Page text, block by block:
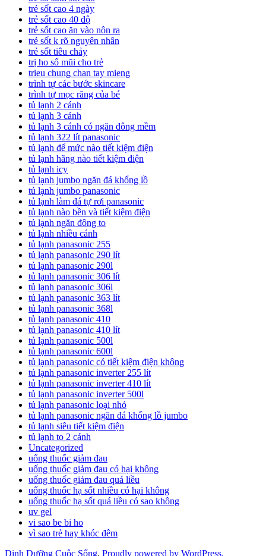
trẻ sốt cao 4 ngày
trẻ sốt cao 40 độ
trẻ sốt cao ăn vào nôn ra
trẻ sốt k rõ nguyên nhân
trẻ sốt tiêu chảy
trị ho sổ mũi cho trẻ
trieu chung chan tay mieng
trình tự các bước skincare
trình tự mọc răng của bé
tủ lạnh 2 cánh
tủ lạnh 3 cánh
tủ lạnh 3 cánh có ngăn đông mềm
tủ lạnh 322 lít panasonic
tủ lạnh để mức nào tiết kiệm điện
tủ lạnh hãng nào tiết kiệm điện
tủ lạnh icy
tủ lạnh jumbo ngăn đá khổng lồ
tủ lạnh jumbo panasonic
tủ lạnh làm đá tự rơi panasonic
tủ lạnh nào bền và tiết kiệm điện
tủ lạnh ngăn đông to
tủ lạnh nhiều cánh
tủ lạnh panasonic 255
tủ lạnh panasonic 290 lít
tủ lạnh panasonic 290l
tủ lạnh panasonic 306 lít
tủ lạnh panasonic 306l
tủ lạnh panasonic 363 lít
tủ lạnh panasonic 368l
tủ lạnh panasonic 410
tủ lạnh panasonic 410 lít
tủ lạnh panasonic 500l
tủ lạnh panasonic 600l
tủ lạnh panasonic có tiết kiệm điện không
tủ lạnh panasonic inverter 255 lít
tủ lạnh panasonic inverter 410 lít
tủ lạnh panasonic inverter 500l
tủ lạnh panasonic loại nhỏ
tủ lạnh panasonic ngăn đá khổng lồ jumbo
tủ lạnh siêu tiết kiệm điện
tủ lạnh to 2 cánh
Uncategorized
uống thuốc giảm đau
uống thuốc giảm đau có hại không
uống thuốc giảm đau quá liều
uống thuốc hạ sốt nhiều có hại không
uống thuốc hạ sốt quá liều có sao không
uv gel
vi sao be bi ho
vì sao trẻ hay khóc đêm
Dinh Dưỡng Cuộc Sống, Proudly powered by WordPress.